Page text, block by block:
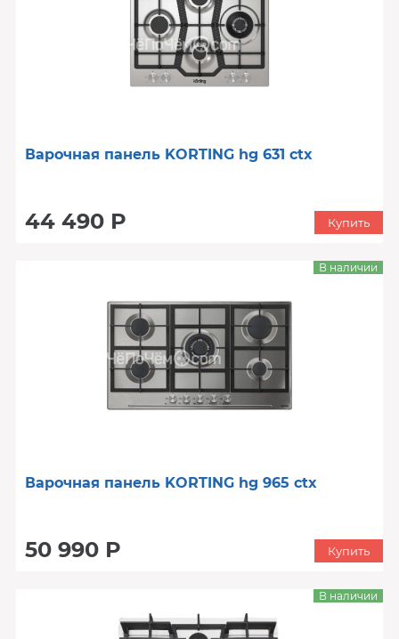
Варочная панель KORTING hg 631 ctx
44 490 Р Купить
Варочная панель KORTING hg 965 ctx
50 990 Р
В наличии
Купить
В наличии